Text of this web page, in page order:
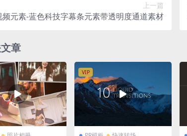
上一篇
频元素-蓝色科技字幕条元素带透明度通道素材
章
VIP